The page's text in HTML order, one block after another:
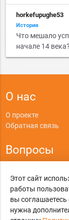
horkefupughe53
История
Что мешало
начале 14
О нас
О проекте
Обратная связь
Вопросы
Политика
©Online-Otvet.ru,
Этот сайт
работы
вы
нужна